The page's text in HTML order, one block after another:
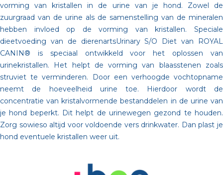
vorming van kristallen in de urine van je hond. Zowel de
zuurgraad van de urine als de samenstelling van de mineralen
hebben invloed op de vorming van kristallen. Speciale
dieetvoeding van de dierenartsUrinary S/O Diet van ROYAL
CANIN® is speciaal ontwikkeld voor het oplossen van
urinekristallen. Het helpt de vorming van blaasstenen zoals
struviet te verminderen. Door een verhoogde vochtopname
neemt de hoeveelheid urine toe. Hierdoor wordt de
concentratie van kristalvormende bestanddelen in de urine van
je hond beperkt. Dit helpt de urinewegen gezond te houden.
Zorg sowieso altijd voor voldoende vers drinkwater. Dan plast je
hond eventuele kristallen weer uit.